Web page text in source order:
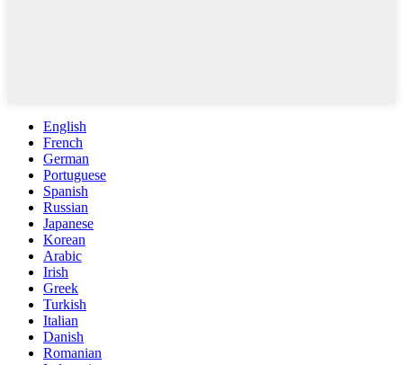
English
French
German
Portuguese
Spanish
Russian
Japanese
Korean
Arabic
Irish
Greek
Turkish
Italian
Danish
Romanian